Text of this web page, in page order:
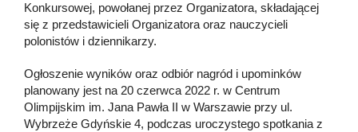
Konkursowej, powołanej przez Organizatora, składającej
się z przedstawicieli Organizatora oraz nauczycieli
polonistów i dziennikarzy.
Ogłoszenie wyników oraz odbiór nagród i upominków
planowany jest na 20 czerwca 2022 r. w Centrum
Olimpijskim im. Jana Pawła II w Warszawie przy ul.
Wybrzeże Gdyńskie 4, podczas uroczystego spotkania z